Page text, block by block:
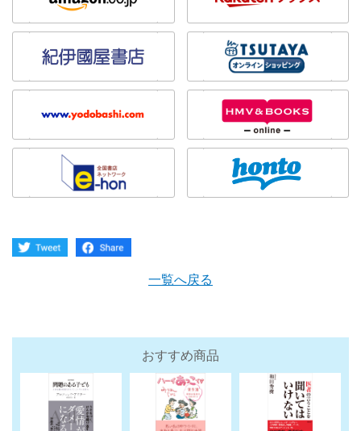
一覧へ戻る
おすすめ商品